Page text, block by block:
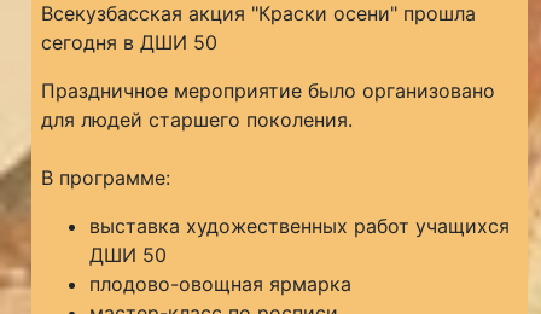
Всекузбасская акция "Краски осени" прошла
сегодня в ДШИ 50
Праздничное мероприятие было организовано
для людей старшего поколения.
В программе:
выставка художественных работ учащихся
ДШИ 50
плодово-овощная ярмарка